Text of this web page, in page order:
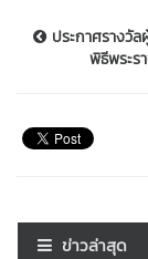
ประกาศรางวัล
พิธีพระร
ข่าวล่าสุด